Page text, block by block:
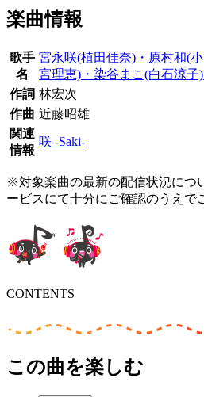
楽曲情報
歌手
名
宮永咲(植田佳奈)・原村和(
宮理恵)・染谷まこ(白石涼子
作詞 林宏次
作曲 近藤昭雄
関連
情報
咲 -Saki-
※対象楽曲の最新の配信状況につ
ービスにて十分にご確認のうえで
CONTENTS
この曲を楽しむ